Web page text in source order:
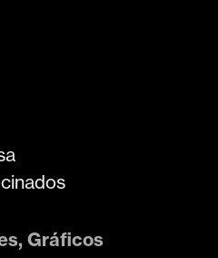
Gráficos